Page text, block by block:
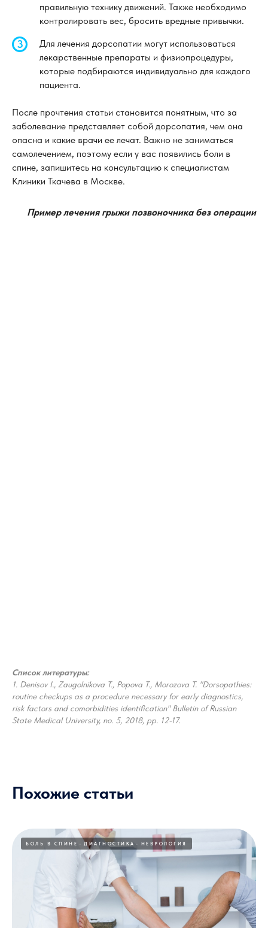
правильную технику движений. Также необходимо
контролировать вес, бросить вредные привычки.
Для лечения дорсопатии могут использоваться
лекарственные препараты и физиопроцедуры,
которые подбираются индивидуально для каждого
пациента.
После прочтения статьи становится понятным, что за
заболевание представляет собой дорсопатия, чем она
опасна и какие врачи ее лечат. Важно не заниматься
самолечением, поэтому если у вас появились боли в
спине, запишитесь на консультацию к специалистам
Клиники Ткачева в Москве.
Пример лечения грыжи позвоночника без операции
Список литературы:
1. Denisov I., Zaugolnikova T., Popova T., Morozova T. "Dorsopathies:
routine checkups as a procedure necessary for early diagnostics,
risk factors and comorbidities identification" Bulletin of Russian
State Medical University, no. 5, 2018, pp. 12-17.
Похожие статьи
БОЛЬ В СПИНЕ ДИАГНОСТИКА НЕВРОЛОГИЯ